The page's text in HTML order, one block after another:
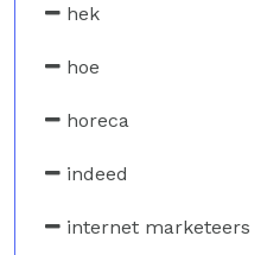
hek
hoe
horeca
indeed
internet marketeers